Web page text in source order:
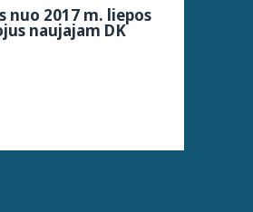
nuo 2017 m. liepos
naujajam DK